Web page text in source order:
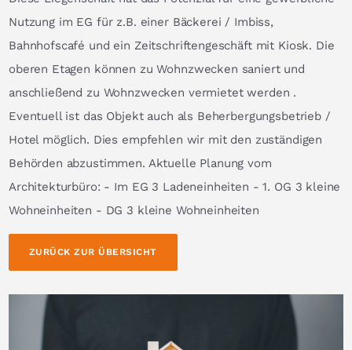
Nutzung im EG für z.B. einer Bäckerei / Imbiss,
Bahnhofscafé und ein Zeitschriftengeschäft mit Kiosk. Die
oberen Etagen können zu Wohnzwecken saniert und
anschließend zu Wohnzwecken vermietet werden .
Eventuell ist das Objekt auch als Beherbergungsbetrieb /
Hotel möglich. Dies empfehlen wir mit den zuständigen
Behörden abzustimmen. Aktuelle Planung vom
Architekturbüro: - Im EG 3 Ladeneinheiten - 1. OG 3 kleine
Wohneinheiten - DG 3 kleine Wohneinheiten
ZURÜCK ZUR ÜBERSICHT